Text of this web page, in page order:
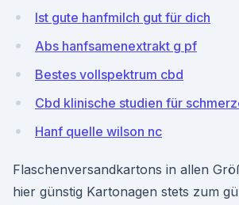
Ist gute hanfmilch gut für dich
Abs hanfsamenextrakt g pf
Bestes vollspektrum cbd
Cbd klinische studien für
Hanf quelle wilson nc
Flaschenversandkartons in allen
hier günstig Kartonagen stets zum